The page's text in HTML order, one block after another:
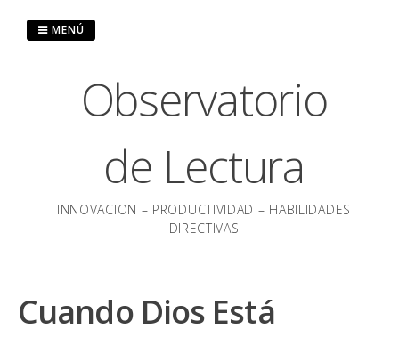
Observatorio
de Lectura
INNOVACION – PRODUCTIVIDAD – HABILIDADES
DIRECTIVAS
MENÚ
Cuando Dios Está